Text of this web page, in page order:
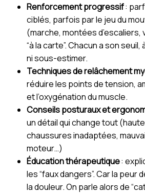
Renforcement progressif:
ciblés, parfois par le jeu du
(marche, montées d’escaliers,
“à la carte”. Chacun a son
ni sous-estimer.
Techniques de relâchement
réduire les points de tension,
et l’oxygénation du muscle.
Conseils posturaux et
un détail qui change tout
chaussures inadaptées,
moteur…)
Éducation thérapeutique:
les “faux dangers”. Car la peur
la douleur. On parle alors de